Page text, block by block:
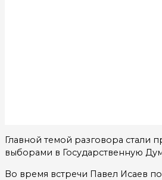
Главной темой разговора стали
выборами в Государственную
Во время встречи Павел Исаев